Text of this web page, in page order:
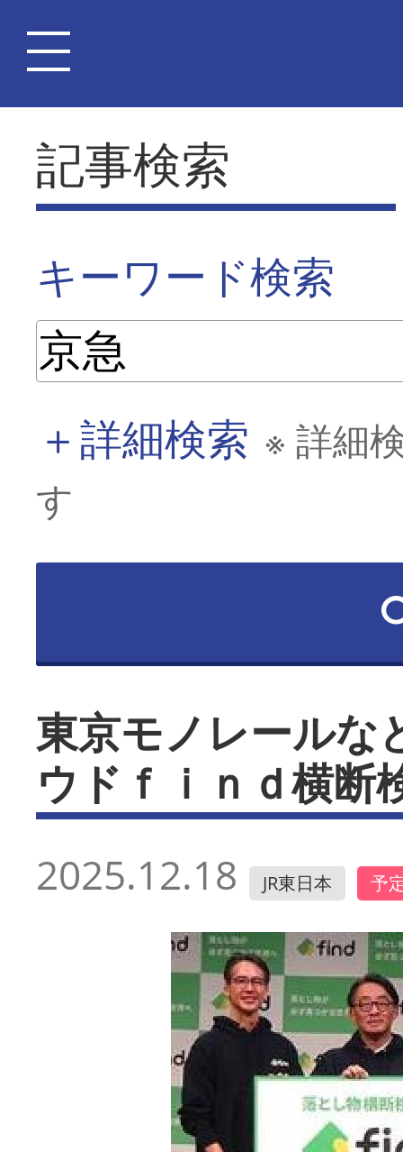
記事検索
キーワード検索
＋詳細検索 ※ 詳細
す
東京モノレール
ウドｆｉｎｄ横断
2025.12.18 JR東日本 予